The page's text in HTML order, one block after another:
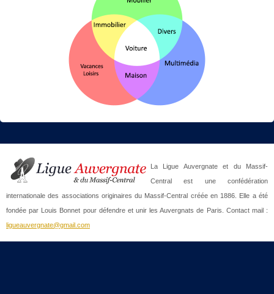
La Ligue Auvergnate et du Massif-
Central est une confédération
internationale des associations originaires du Massif-Central créée en 1886. Elle a été
fondée par Louis Bonnet pour défendre et unir les Auvergnats de Paris. Contact mail :
ligueauvergnate@gmail.com